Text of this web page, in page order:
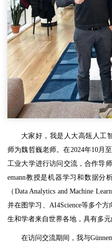
大家好，我是人大高瓴人工
师为魏哲巍老师。在2024年10月
工业大学进行访问交流，合作导师
emann教授是机器学习和数据分
（Data Analytics and Machine
并在图学习、AI4Science等多个
生和学者来自世界各地，具有多元
在访问交流期间，我与